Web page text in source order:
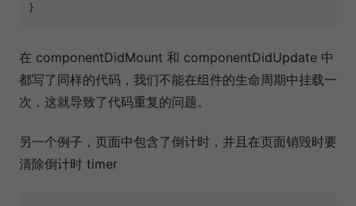
在 componentDidMount 和 componentDidUpdate 中
都写了同样的代码，我们不能在组件的生命周期中挂载一
次，这就导致了代码重复的问题。
另一个例子，页面中包含了倒计时，并且在页面销毁时要
清除倒计时 timer